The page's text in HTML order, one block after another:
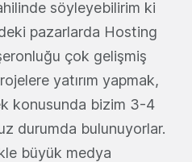
söyleyebilirim ki
pazarlarda Hosting
çok gelişmiş
yatırım yapmak,
konusunda bizim 3-4
durumda bulunuyorlar.
büyük medya